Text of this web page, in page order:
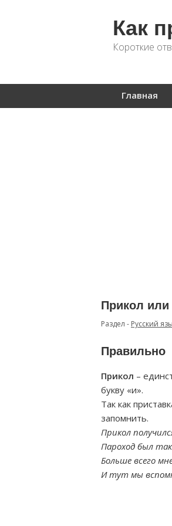
Как
Короткие
Главная
Прикол или
Раздел - Русский
Правильно
Прикол –
букву «и».
Так как
запомнить.
Прикол
Пароход был
Больше всего
И тут мы